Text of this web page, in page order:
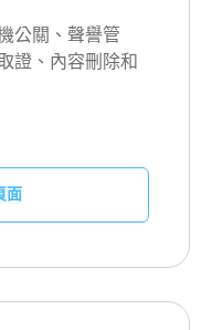
公關、聲譽管
證、內容刪除和
面